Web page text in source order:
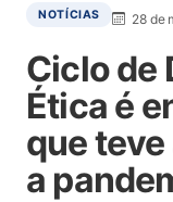
NOTÍCIAS 28 de
Ciclo de
Ética é
que
a